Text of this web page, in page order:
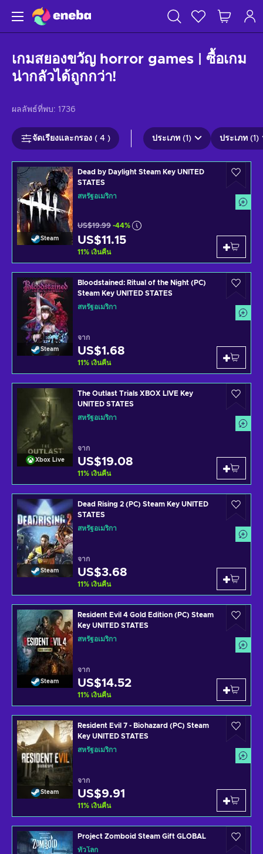
เกมสยองขวัญ horror games | ซื้อเกม
น่ากลัวได้ถูกกว่า!
ผลลัพธ์ที่พบ: 1736
จัดเรียงและกรอง ( 4 ) ประเภท (1) ประเภท (1)
Steam
Dead by Daylight Steam Key UNITED
STATES
สหรัฐอเมริกา
US$19.99 -44%
US$11.15
11% เงินคืน
Steam
Bloodstained: Ritual of the Night (PC)
Steam Key UNITED STATES
สหรัฐอเมริกา
จาก
US$1.68
11% เงินคืน
Xbox Live
The Outlast Trials XBOX LIVE Key
UNITED STATES
สหรัฐอเมริกา
จาก
US$19.08
11% เงินคืน
Steam
Dead Rising 2 (PC) Steam Key UNITED
STATES
สหรัฐอเมริกา
จาก
US$3.68
11% เงินคืน
Steam
Resident Evil 4 Gold Edition (PC) Steam
Key UNITED STATES
สหรัฐอเมริกา
จาก
US$14.52
11% เงินคืน
Steam
Resident Evil 7 - Biohazard (PC) Steam
Key UNITED STATES
สหรัฐอเมริกา
จาก
US$9.91
11% เงินคืน
Project Zomboid Steam Gift GLOBAL
ทั่วโลก